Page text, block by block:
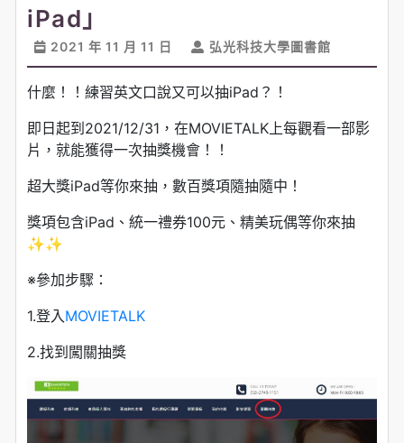
iPad」
2021 年 11 月 11 日 弘光科技大學圖書館
什麼！！練習英文口說又可以抽iPad？！
即日起到2021/12/31，在MOVIETALK上每觀看一部影
片，就能獲得一次抽獎機會！！
超大獎iPad等你來抽，數百獎項隨抽隨中！
獎項包含iPad、統一禮券100元、精美玩偶等你來抽
✨✨
※參加步驟：
1.登入MOVIETALK
2.找到闖關抽獎